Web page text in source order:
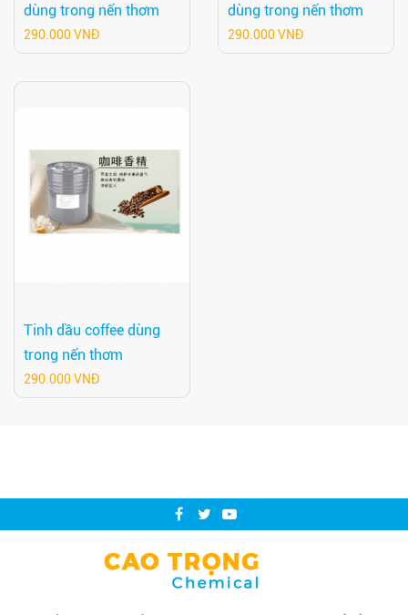
dùng trong nến thơm
290.000 VNĐ
dùng trong nến thơm
290.000 VNĐ
Tinh dầu coffee dùng
trong nến thơm
290.000 VNĐ